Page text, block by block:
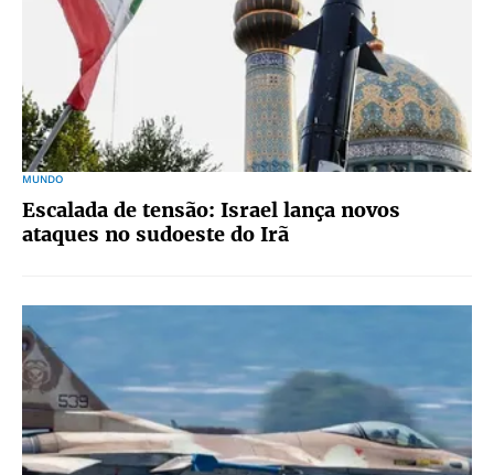
MUNDO
Escalada de tensão: Israel lança novos
ataques no sudoeste do Irã